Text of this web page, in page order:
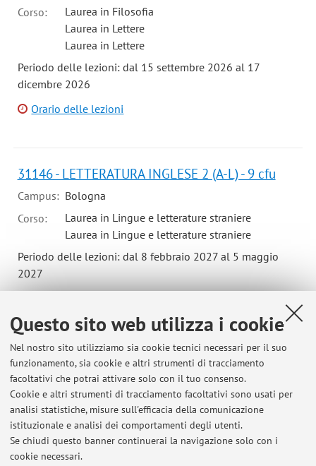
Questo sito web utilizza i cookie
Nel nostro sito utilizziamo sia cookie tecnici necessari per il suo
funzionamento, sia cookie e altri strumenti di tracciamento
facoltativi che potrai attivare solo con il tuo consenso.
Cookie e altri strumenti di tracciamento facoltativi sono usati per
analisi statistiche, misure sull'efficacia della comunicazione
istituzionale e analisi dei comportamenti degli utenti.
Se chiudi questo banner continuerai la navigazione solo con i
cookie necessari.
Corso:
Laurea in Filosofia
Laurea in Lettere
Laurea in Lettere
Periodo delle lezioni: dal 15 settembre 2026 al 17
dicembre 2026
Orario delle lezioni
31146 - LETTERATURA INGLESE 2 (A-L) - 9 cfu
Campus: Bologna
Corso:
Laurea in Lingue e letterature straniere
Laurea in Lingue e letterature straniere
Periodo delle lezioni: dal 8 febbraio 2027 al 5 maggio
2027
Ultimi avvisi
Prossimo ricevimento
Pubblicato il: 01 luglio 2026
International Symposium Ann Radcliffe